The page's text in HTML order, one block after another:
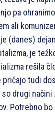
pa
ali
(danes)
je
rešila
pričajo tudi
drugi načini
Potrebno